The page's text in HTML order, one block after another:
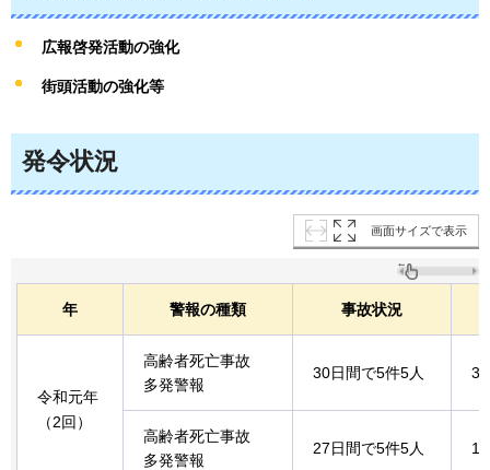
広報啓発活動の強化
街頭活動の強化等
発令状況
画面サイズで表示
年 警報の種類 事故状況
令和元年
（2回）
高齢者死亡事故
多発警報
30日間で5件5人 3
高齢者死亡事故
多発警報
27日間で5件5人